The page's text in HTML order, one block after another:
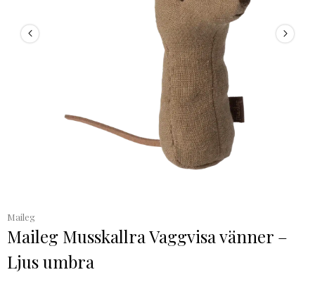
Maileg
Maileg Musskallra Vaggvisa vänner –
Ljus umbra